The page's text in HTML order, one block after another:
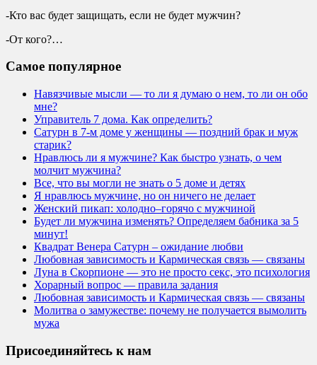
-Кто вас будет защищать, если не будет мужчин?
-От кого?…
Самое популярное
Навязчивые мысли — то ли я думаю о нем, то ли он обо
мне?
Управитель 7 дома. Как определить?
Сатурн в 7-м доме у женщины — поздний брак и муж
старик?
Нравлюсь ли я мужчине? Как быстро узнать, о чем
молчит мужчина?
Все, что вы могли не знать о 5 доме и детях
Я нравлюсь мужчине, но он ничего не делает
Женский пикап: холодно–горячо с мужчиной
Будет ли мужчина изменять? Определяем бабника за 5
минут!
Квадрат Венера Сатурн – ожидание любви
Любовная зависимость и Кармическая связь — связаны
Луна в Скорпионе — это не просто секс, это психология
Хорарный вопрос — правила задания
Любовная зависимость и Кармическая связь — связаны
Молитва о замужестве: почему не получается вымолить
мужа
Присоединяйтесь к нам